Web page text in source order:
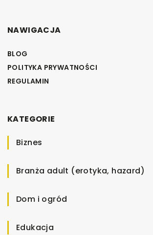
NAWIGACJA
BLOG
POLITYKA PRYWATNOŚCI
REGULAMIN
KATEGORIE
Biznes
Branża adult (erotyka, hazard)
Dom i ogród
Edukacja